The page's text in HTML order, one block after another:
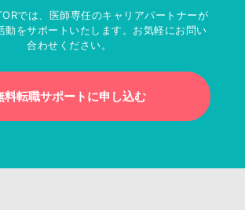
では、医師専任のキャリアパートナーが
動をサポートいたします。お気軽にお問い
合わせください。
料転職サポートに申し込む